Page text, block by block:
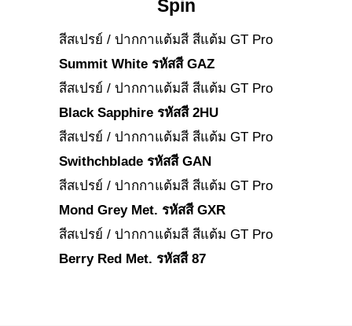
Spin
สีสเปรย์ / ปากกาแต้มสี สีแต้ม GT Pro
Summit White รหัสสี GAZ
สีสเปรย์ / ปากกาแต้มสี สีแต้ม GT Pro
Black Sapphire รหัสสี 2HU
สีสเปรย์ / ปากกาแต้มสี สีแต้ม GT Pro
Swithchblade รหัสสี GAN
สีสเปรย์ / ปากกาแต้มสี สีแต้ม GT Pro
Mond Grey Met. รหัสสี GXR
สีสเปรย์ / ปากกาแต้มสี สีแต้ม GT Pro
Berry Red Met. รหัสสี 87